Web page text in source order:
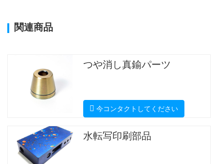
関連商品
つや消し真鍮パーツ
今コンタクトしてください
水転写印刷部品